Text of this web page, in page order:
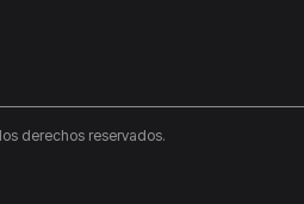
derechos reservados.